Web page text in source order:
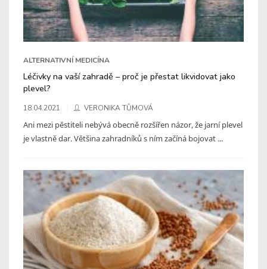
ALTERNATIVNÍ MEDICÍNA
Léčivky na vaší zahradě – proč je přestat likvidovat jako
plevel?
18.04.2021 VERONIKA TŮMOVÁ
Ani mezi pěstiteli nebývá obecně rozšířen názor, že jarní plevel
je vlastně dar. Většina zahradníků s ním začíná bojovat ...